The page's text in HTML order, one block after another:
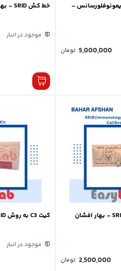
–
5,000,000 تومان
خط کش SRID – بهار افشان
موجود در انبار
2,500,000 تومان
کیت C3 به روش SRID – بهار افشان
موجود در انبار